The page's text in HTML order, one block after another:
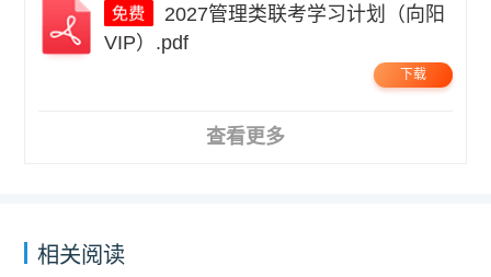
VIP）.pdf
下载
查看更多
相关阅读